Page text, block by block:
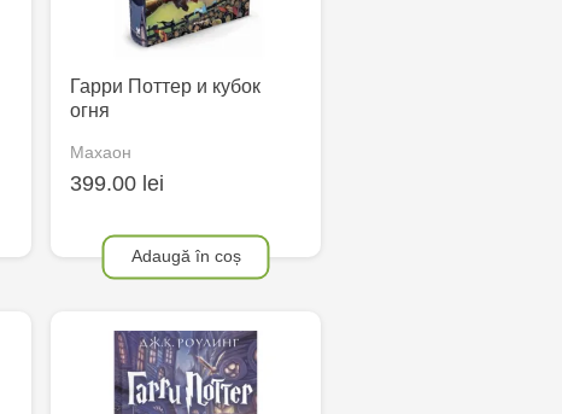
Гарри Поттер и кубок
огня
Махаон
399.00 lei
Adaugă în coș